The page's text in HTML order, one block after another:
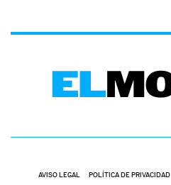
AVISO LEGAL POLÍTICA DE PRIVACIDAD